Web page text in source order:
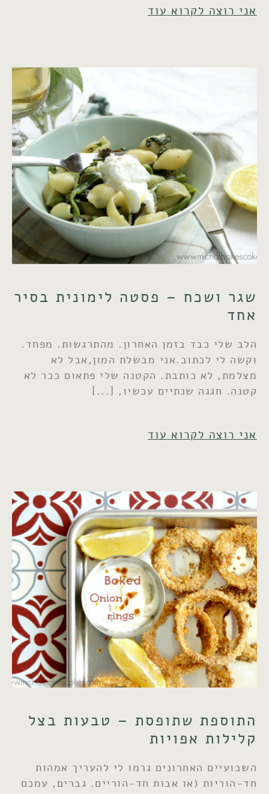
אני רוצה לקרוא עוד
שגר ושכח – פסטה לימונית בסיר
אחד
הלב שלי כבד בזמן האחרון. מהתרגשות. מפחד.
וקשה לי לכתוב.אני מבשלת המון,אבל לא
מצלמת, לא כותבת. הקטנה שלי פתאום כבר לא
קטנה. חגגה שנתיים עכשיו,
אני רוצה לקרוא עוד
התוספת שתופסת – טבעות בצל
קלילות אפויות
השבועיים האחרונים גרמו לי להעריך אמהות
חד-הוריות (או אבות חד-הוריים. גברים, עמכם